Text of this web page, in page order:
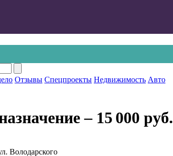
Отзывы Спецпроекты Недвижимость Авто
‒ 15 000 руб.
Володарского